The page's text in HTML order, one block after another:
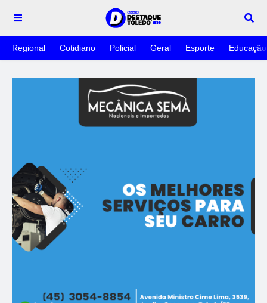
Regional Cotidiano Policial Geral Esporte Educação